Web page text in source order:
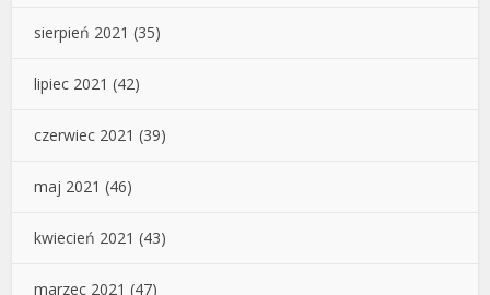
sierpień 2021 (35)
lipiec 2021 (42)
czerwiec 2021 (39)
maj 2021 (46)
kwiecień 2021 (43)
marzec 2021 (47)